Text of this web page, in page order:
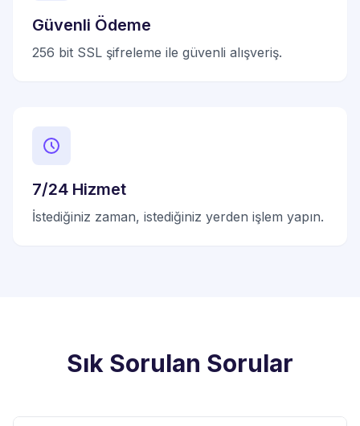
Güvenli Ödeme
256 bit SSL şifreleme ile güvenli alışveriş.
7/24 Hizmet
İstediğiniz zaman, istediğiniz yerden işlem yapın.
Sık Sorulan Sorular